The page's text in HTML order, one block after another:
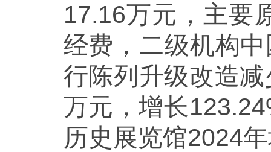
17.16万元，主要
经费，二级机构
行陈列升级改造
万元，增长
历史展览馆2024